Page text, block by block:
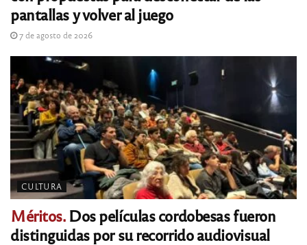
pantallas y volver al juego
7 de agosto de 2026
CULTURA
Méritos.Dos películas cordobesas fueron
distinguidas por su recorrido audiovisual